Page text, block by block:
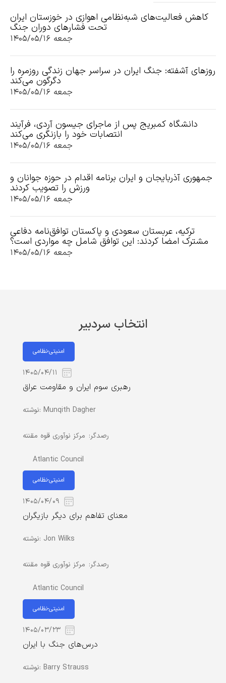
کاهش فعالیت‌های شبه‌نظامی اهوازی در خوزستان ایران
تحت فشارهای دوران جنگ
جمعه ۱۴۰۵/۰۵/۱۶
روزهای آشفته: جنگ ایران در سراسر جهان زندگی روزمره را
دگرگون می‌کند
جمعه ۱۴۰۵/۰۵/۱۶
دانشگاه کمبریج پس از ماجرای جیسون آردی، فرآیند
انتصابات خود را بازنگری می‌کند
جمعه ۱۴۰۵/۰۵/۱۶
جمهوری آذربایجان و ایران برنامه اقدام در حوزه جوانان و
ورزش را تصویب کردند
جمعه ۱۴۰۵/۰۵/۱۶
ترکیه، عربستان سعودی و پاکستان توافق‌نامه دفاعی
مشترک امضا کردند: این توافق شامل چه مواردی است؟
جمعه ۱۴۰۵/۰۵/۱۶
انتخاب سردبیر
امنیتی-نظامی
۱۴۰۵/۰۴/۱۱
رهبری سوم ایران و مقاومت عراق
نوشته: Munqith Dagher
رصدگر: مرکز نوآوری قوه مقننه
Atlantic Council
امنیتی-نظامی
۱۴۰۵/۰۴/۰۹
معنای تفاهم برای دیگر بازیگران
نوشته: Jon Wilks
رصدگر: مرکز نوآوری قوه مقننه
Atlantic Council
امنیتی-نظامی
۱۴۰۵/۰۳/۲۳
درس‌های جنگ با ایران
نوشته: Barry Strauss